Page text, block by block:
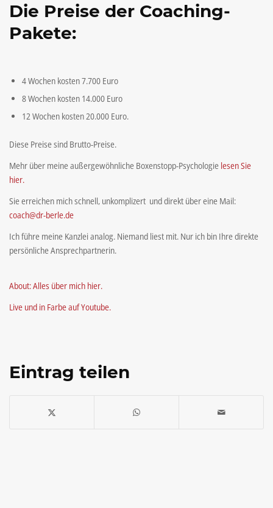
Die Preise der Coaching-
Pakete:
4 Wochen kosten 7.700 Euro
8 Wochen kosten 14.000 Euro
12 Wochen kosten 20.000 Euro.
Diese Preise sind Brutto-Preise.
Mehr über meine außergewöhnliche Boxenstopp-Psychologie lesen Sie
hier.
Sie erreichen mich schnell, unkomplizert und direkt über eine Mail:
coach@dr-berle.de
Ich führe meine Kanzlei analog. Niemand liest mit. Nur ich bin Ihre direkte
persönliche Ansprechpartnerin.
About: Alles über mich hier.
Live und in Farbe auf Youtube.
Eintrag teilen